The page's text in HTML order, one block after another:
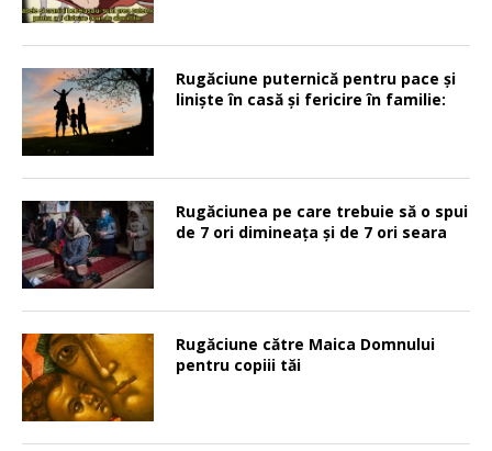
Rugăciune puternică pentru pace şi
linişte în casă şi fericire în familie:
Rugăciunea pe care trebuie să o spui
de 7 ori dimineața și de 7 ori seara
Rugăciune către Maica Domnului
pentru copiii tăi